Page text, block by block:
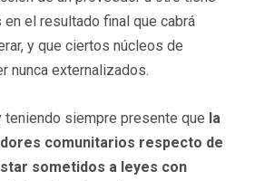
el resultado final que cabrá
y que ciertos núcleos de
nunca externalizados.
teniendo siempre presente que la
comunitarios respecto de
sometidos a leyes con